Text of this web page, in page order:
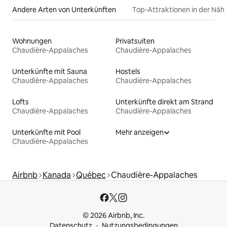
Andere Arten von Unterkünften Top-Attraktionen in der
Wohnungen
Chaudière-Appalaches
Privatsuiten
Chaudière-Appalaches
Unterkünfte mit Sauna
Chaudière-Appalaches
Hostels
Chaudière-Appalaches
Lofts
Chaudière-Appalaches
Unterkünfte direkt am Strand
Chaudière-Appalaches
Unterkünfte mit Pool
Chaudière-Appalaches
Mehr anzeigen
Airbnb Kanada Québec Chaudière-Appalaches
© 2026 Airbnb, Inc.